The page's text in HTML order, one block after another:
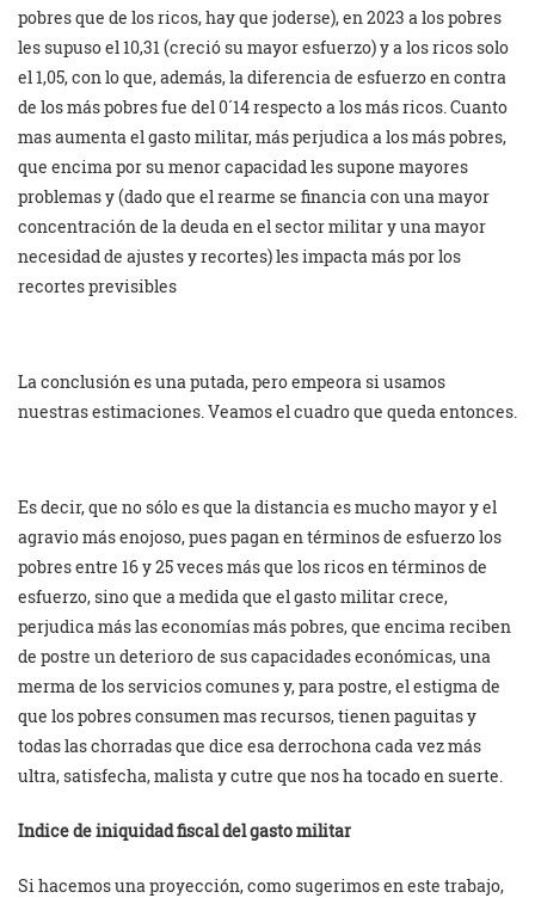
pobres que de los ricos, hay que joderse), en 2023 a los pobres
les supuso el 10,31 (creció su mayor esfuerzo) y a los ricos solo
el 1,05, con lo que, además, la diferencia de esfuerzo en contra
de los más pobres fue del 0´14 respecto a los más ricos. Cuanto
mas aumenta el gasto militar, más perjudica a los más pobres,
que encima por su menor capacidad les supone mayores
problemas y (dado que el rearme se financia con una mayor
concentración de la deuda en el sector militar y una mayor
necesidad de ajustes y recortes) les impacta más por los
recortes previsibles
La conclusión es una putada, pero empeora si usamos
nuestras estimaciones. Veamos el cuadro que queda entonces.
Es decir, que no sólo es que la distancia es mucho mayor y el
agravio más enojoso, pues pagan en términos de esfuerzo los
pobres entre 16 y 25 veces más que los ricos en términos de
esfuerzo, sino que a medida que el gasto militar crece,
perjudica más las economías más pobres, que encima reciben
de postre un deterioro de sus capacidades económicas, una
merma de los servicios comunes y, para postre, el estigma de
que los pobres consumen mas recursos, tienen paguitas y
todas las chorradas que dice esa derrochona cada vez más
ultra, satisfecha, malista y cutre que nos ha tocado en suerte.
Indice de iniquidad fiscal del gasto militar
Si hacemos una proyección, como sugerimos en este trabajo,